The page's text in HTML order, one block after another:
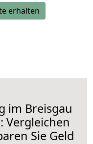
erhalten
im Breisgau
Vergleichen
Sie Geld